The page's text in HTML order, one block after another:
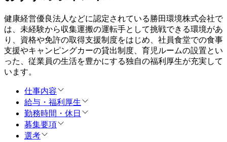
健康経営優良法人などに認定されている勝田環境株式会社で
は、未経験から収集運搬の運転手として挑戦できる環境があ
り、資格や免許の取得支援制度をはじめ、社員食堂での食事
支援やキャンピングカーの貸出制度、育児ルームの設置とい
った、従業員の生活を豊かにする独自の福利厚生が充実して
います。
仕事内容
給与・福利厚生
勤務時間・休日
募集要項
選考